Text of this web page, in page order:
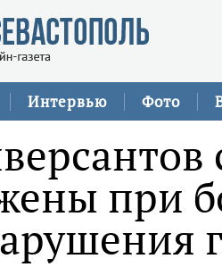
Интервью Фото
при